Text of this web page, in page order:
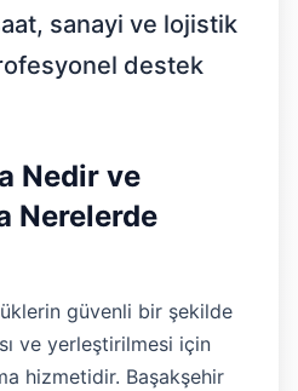
sanayi ve lojistik
destek
Nedir ve
Nerelerde
güvenli bir şekilde
ve yerleştirilmesi için
hizmetidir. Başakşehir